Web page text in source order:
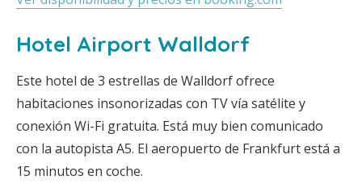
Hotel Airport Walldorf
Este hotel de 3 estrellas de Walldorf ofrece
habitaciones insonorizadas con TV vía satélite y
conexión Wi-Fi gratuita. Está muy bien comunicado
con la autopista A5. El aeropuerto de Frankfurt está a
15 minutos en coche.